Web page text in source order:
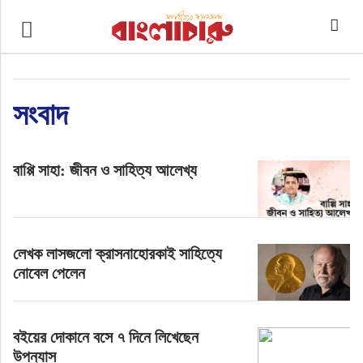
প্রচ্ছদ
প্রবন্ধ
শিশুসাহিত্য
রিভিউ
সংবাদ
বাপ্পি সাহা: জীবন ও সাহিত্য আলেখ্য
লেখক লাসজলো ক্রাসনাহোরকাই সাহিত্যে
নোবেল পেলেন
বইয়ের দোকানে বসে ৭ দিনে লিখেছেন
উপন্যাস